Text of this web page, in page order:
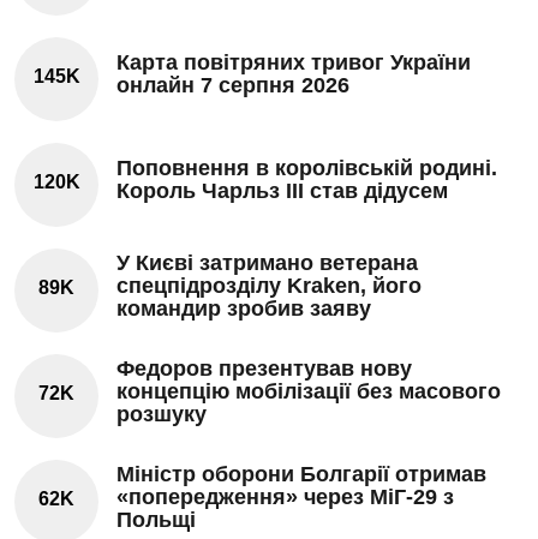
145K
Карта повітряних тривог України
онлайн 7 серпня 2026
120K
Поповнення в королівській родині.
Король Чарльз III став дідусем
89K
У Києві затримано ветерана
спецпідрозділу Kraken, його
командир зробив заяву
72K
Федоров презентував нову
концепцію мобілізації без масового
розшуку
62K
Міністр оборони Болгарії отримав
«попередження» через МіГ-29 з
Польщі